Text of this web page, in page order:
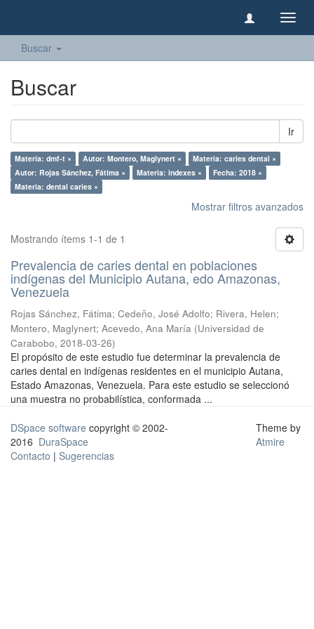
Buscar
Buscar
Ir
Materia: dmf-t × Autor: Montero, Maglynert ×
Materia: caries dental ×
Autor: Rojas Sánchez, Fátima ×
Materia: indexes ×
Fecha: 2018 ×
Materia: dental caries ×
Mostrar filtros avanzados
Mostrando ítems 1-1 de 1
Prevalencia de caries dental en poblaciones
indígenas del Municipio Autana, edo Amazonas,
Venezuela
Rojas Sánchez, Fátima; Cedeño, José Adolfo; Rivera, Helen;
Montero, Maglynert; Acevedo, Ana María (Universidad de
Carabobo, 2018-03-26)
El propósito de este estudio fue determinar la prevalencia de
caries dental en indígenas residentes en el municipio Autana,
Estado Amazonas, Venezuela. Para este estudio se seleccionó
una muestra no probabilística, conformada ...
DSpace software copyright © 2002-
2016 DuraSpace
Contacto | Sugerencias
Theme by
Atmire